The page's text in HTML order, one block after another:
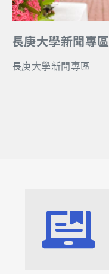
長庚大學新聞專區
長庚大學新聞專區